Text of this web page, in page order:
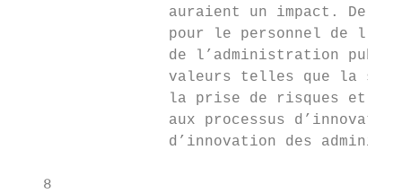
auraient un impact. De
pour le personnel de
de l’administration
valeurs telles que la
la prise de risques et
aux processus
d’innovation des
   8